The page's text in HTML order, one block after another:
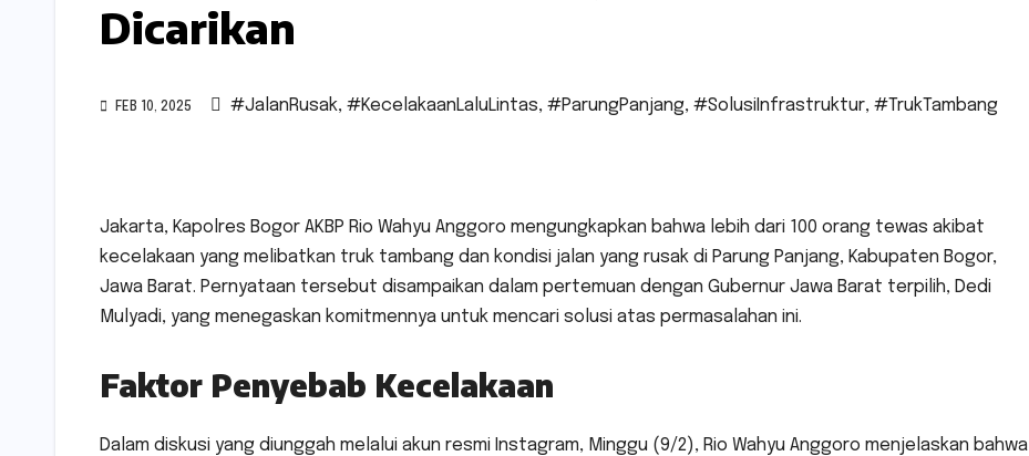
Dicarikan
FEB 10, 2025 #JalanRusak, #KecelakaanLaluLintas, #ParungPanjang, #SolusiInfrastruktur, #TrukTambang
Jakarta, Kapolres Bogor AKBP Rio Wahyu Anggoro mengungkapkan bahwa lebih dari 100 orang tewas akibat
kecelakaan yang melibatkan truk tambang dan kondisi jalan yang rusak di Parung Panjang, Kabupaten Bogor,
Jawa Barat. Pernyataan tersebut disampaikan dalam pertemuan dengan Gubernur Jawa Barat terpilih, Dedi
Mulyadi, yang menegaskan komitmennya untuk mencari solusi atas permasalahan ini.
Faktor Penyebab Kecelakaan
Dalam diskusi yang diunggah melalui akun resmi Instagram, Minggu (9/2), Rio Wahyu Anggoro menjelaskan bahwa